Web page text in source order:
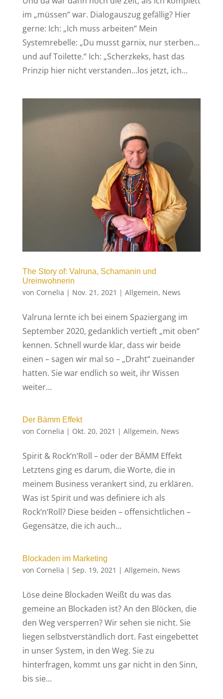
im „müssen“ war. Dialogauszug gefällig? Hier
gerne: Ich: „Ich muss arbeiten“ Mein
Systemrebelle: „Du musst garnix, nur sterben…
und auf Toilette.“ Ich: „Scherzkeks, hast das
Prinzip hier nicht verstanden…los jetzt, ich...
The Story of: Valruna, Schamanin und
Ureinwohnerin
von Cornelia | Nov. 21, 2021 | Allgemein, News
Valruna lernte ich bei einem Spaziergang im
September 2020, gedanklich vertieft „mit oben“
kennen. Schnell wurde klar, dass wir beide
einen – sagen wir mal so – „Draht“ zueinander
hatten. Sie war endlich so weit, ihr Wissen
weiter...
Der Bämm Effekt
von Cornelia | Okt. 20, 2021 | Allgemein, News
Spirit & Rock‘n‘Roll – oder der BÄMM Effekt
Letztens ging es darum, die Worte, die in
meinem Business verankert sind, zu erklären.
Was ist Spirit und was definiere ich als
Rock‘n‘Roll? Diese beiden – offensichtlichen –
Gegensätze, die ich auch...
Blockaden im Marketing
von Cornelia | Sep. 19, 2021 | Allgemein, News
Löse deine Blockaden Weißt du was das
gemeine an Blockaden ist? An den Blöcken, die
den Weg versperren? Wir sehen sie nicht. Sie
liegen selbstverständlich dort. Fast eingebettet
in unser System, in den Weg. Sie zu
hinterfragen, kommt uns gar nicht in den Sinn,
bis sie...